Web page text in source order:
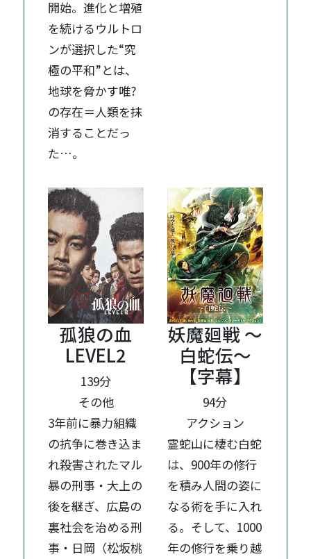
開始。進化と増殖
を続けるウルトロ
ンが選択した“究
極の平和”とは、
地球を脅かす唯?
の存在＝人類を抹
消することだっ
た…。
孤狼の血
LEVEL2
139分
その他
3年前に暴力組織
の抗争に巻き込ま
れ殺害されたマル
暴の刑事・大上の
後を継ぎ、広島の
裏社会を治める刑
事・日岡（松坂桃
妖魔廻戦 ～
白蛇伝～
【字幕】
94分
アクション
霊蛇山に棲む白蛇
は、900年の修行
を積み人間の姿に
なる術を手に入れ
る。そして、1000
年の修行を乗り越